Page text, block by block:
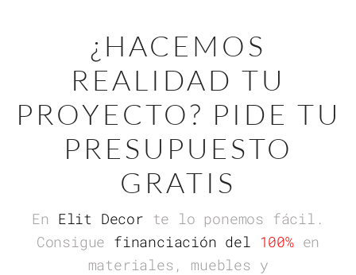
¿HACEMOS
REALIDAD TU
PROYECTO? PIDE TU
PRESUPUESTO
GRATIS
En Elit Decor te lo ponemos fácil.
Consigue financiación del 100% en
materiales, muebles y